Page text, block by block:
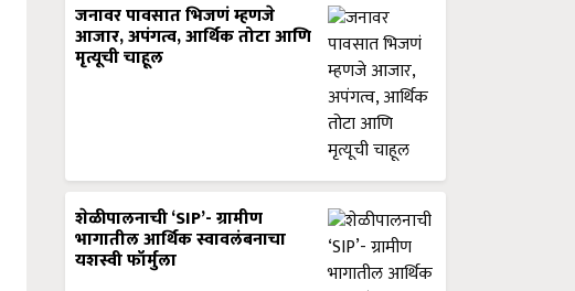
जनावर पावसात भिजणं म्हणजे
आजार, अपंगत्व, आर्थिक तोटा आणि
मृत्यूची चाहूल
शेळीपालनाची ‘SIP’- ग्रामीण
भागातील आर्थिक स्वावलंबनाचा
यशस्वी फॉर्मुला